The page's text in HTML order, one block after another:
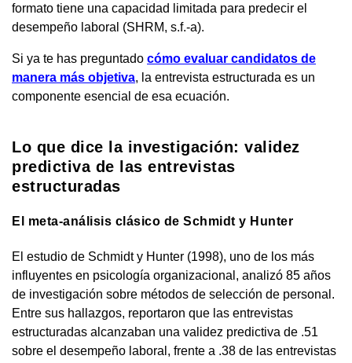
formato tiene una capacidad limitada para predecir el
desempeño laboral (SHRM, s.f.-a).
Si ya te has preguntado cómo evaluar candidatos de
manera más objetiva, la entrevista estructurada es un
componente esencial de esa ecuación.
Lo que dice la investigación: validez
predictiva de las entrevistas
estructuradas
El meta-análisis clásico de Schmidt y Hunter
El estudio de Schmidt y Hunter (1998), uno de los más
influyentes en psicología organizacional, analizó 85 años
de investigación sobre métodos de selección de personal.
Entre sus hallazgos, reportaron que las entrevistas
estructuradas alcanzaban una validez predictiva de .51
sobre el desempeño laboral, frente a .38 de las entrevistas